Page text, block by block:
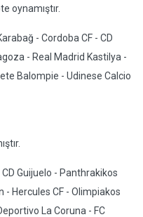
oynamıştır.
- Cordoba CF - CD
- Real Madrid Kastilya -
Balompie - Udinese Calcio
CD Guijuelo - Panthrakikos
- Hercules CF - Olimpiakos
La Coruna - FC